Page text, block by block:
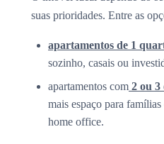
suas prioridades. Entre as
apartamentos de 1
sozinho, casais ou
apartamentos com 2 ou 3
mais espaço para
home office.